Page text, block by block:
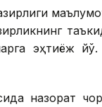
эҳтиёж
назорат